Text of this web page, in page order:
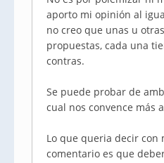
aporto mi opinión al
no creo que unas u
propuestas, cada una
contras.
Se puede probar de
cual nos convence más
Lo que queria decir con
comentario es que